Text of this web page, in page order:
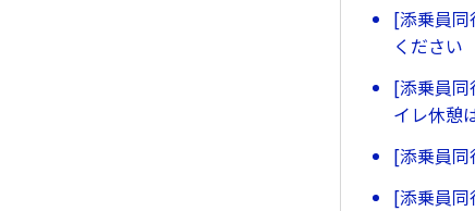
[添乗員同
ください
[添乗員同
イレ休憩
[添乗員同
[添乗員同